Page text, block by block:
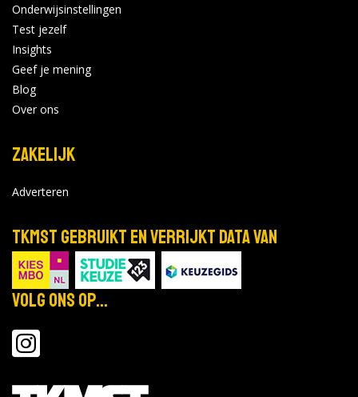
Onderwijsinstellingen
Test jezelf
Insights
Geef je mening
Blog
Over ons
Zakelijk
Adverteren
TKMST gebruikt en verrijkt data van
Volg ons op...